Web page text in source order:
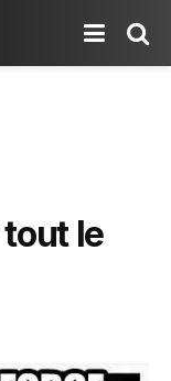
tout le